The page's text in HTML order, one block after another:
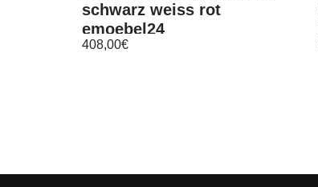
schwarz weiss rot
emoebel24
408,00€